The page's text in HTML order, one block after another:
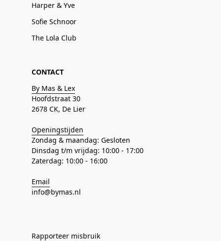
Harper & Yve
Sofie Schnoor
The Lola Club
CONTACT
By Mas & Lex
Hoofdstraat 30
2678 CK, De Lier
Openingstijden
Zondag & maandag: Gesloten
Dinsdag t/m vrijdag: 10:00 - 17:00
Zaterdag: 10:00 - 16:00
Email
info@bymas.nl
Rapporteer misbruik